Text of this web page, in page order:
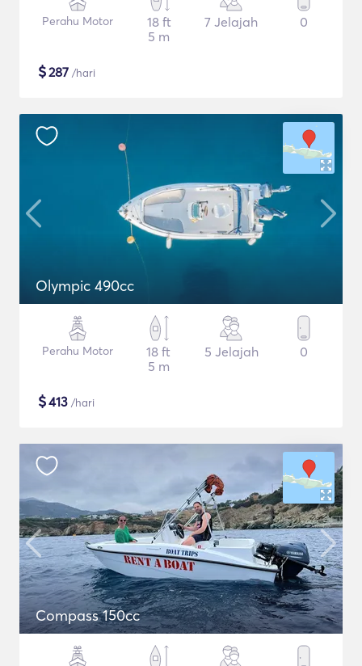
Perahu Motor
18 ft
5 m
7 Jelajah 0
$287 /hari
Olympic 490cc
Perahu Motor
18 ft
5 m
5 Jelajah 0
$413 /hari
Compass 150cc